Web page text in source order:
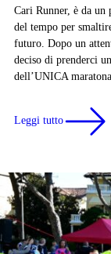
Cari Runner, è da un
del tempo per
futuro. Dopo un
deciso di prenderci
dell’UNICA
Leggi tutto